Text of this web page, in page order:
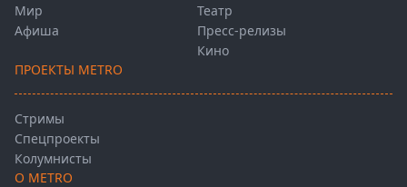
Мир
Афиша
Театр
Пресс-релизы
Кино
ПРОЕКТЫ METRO
Стримы
Спецпроекты
Колумнисты
О METRO